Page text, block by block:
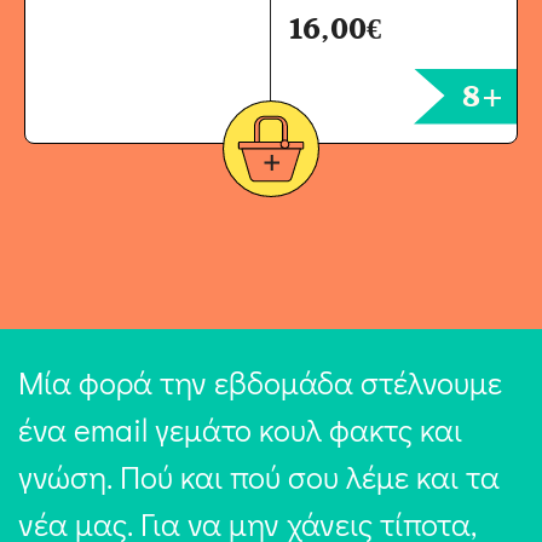
16,00€
8+
Μία φορά την εβδομάδα στέλνουμε
ένα email γεμάτο κουλ φακτς και
γνώση. Πού και πού σου λέμε και τα
νέα μας. Για να μην χάνεις τίποτα,